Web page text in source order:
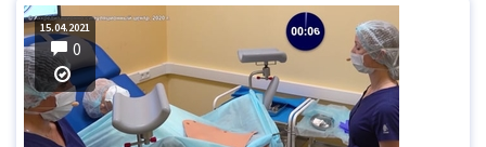
15.04.2021
0